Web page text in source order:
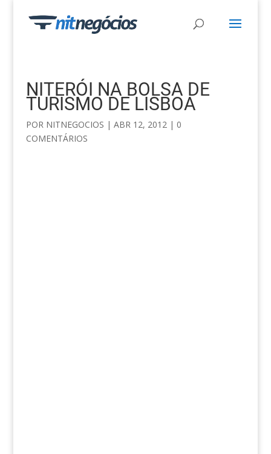
NITERÓI NA BOLSA DE
TURISMO DE LISBOA
POR NITNEGOCIOS | ABR 12, 2012| 0
COMENTÁRIOS